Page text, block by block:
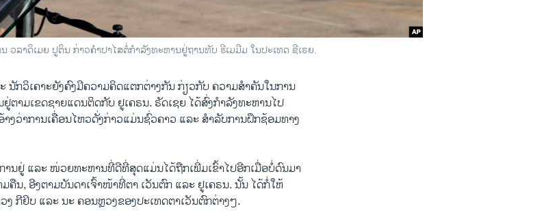
ລາດິເມຍ ປູຕິນ ກ່າວຄຳປາໄສຕໍ່ກຳລັງທະຫານຢູ່ຖານທັບ ຮີເມມີມ ໃນປະເທດ ຊີເຣຍ.
ນັກວິເຄາະຍັງຄົງມີຄວາມຄິດແຕກຕ່າງກັນ ກ່ຽວກັບ ຄວາມສຳຄັນໃນການ
ຕາມເຂດຊາຍແດນຕິດກັບ ຢູເຄຣນ. ຣັດເຊຍ ໄດ້ສົ່ງກຳລັງທະຫານໄປ
ງວ່າການເຄື່ອນໄຫວດັ່ງກ່າວແມ່ນຊົ່ວຄາວ ແລະ ສຳລັບການ​ຝຶກຊ້ອມ​ທາງ
ນຢູ່ ແລະ ໜ່ວຍທະຫານທີ່ດີທີ່ສຸດແມ່ນໄດ້ຖືກເພີ່ມເຂົ້າໄປອີກເມື່ອບໍ່ດົນມາ
ຄືນ, ອີງຕາມບັນດາເຈົ້າໜ້າທີ່ຕາ ເວັນຕົກ ແລະ ຢູເຄຣນ. ນັ້ນ ໄດ້ກໍ່ໃຫ້
ກີຢິບ ແລະ ນະ ຄອນຫຼວງຂອງປະເທດຕາເວັນຕົກຕ່າງໆ.